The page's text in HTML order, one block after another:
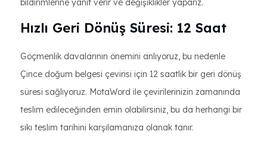
bildirimlerine yanıt verir ve değişiklikler yaparız.
Hızlı Geri Dönüş Süresi: 12 Saat
Göçmenlik davalarının önemini anlıyoruz, bu nedenle
Çince doğum belgesi çevirisi için 12 saatlik bir geri dönüş
süresi sağlıyoruz. MotaWord ile çevirilerinizin zamanında
teslim edileceğinden emin olabilirsiniz, bu da herhangi bir
sıkı teslim tarihini karşılamanıza olanak tanır.